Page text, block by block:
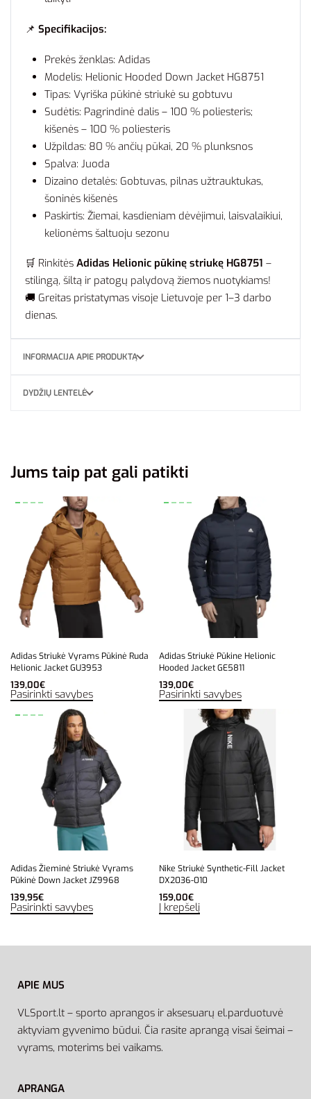
📌 Specifikacijos:
Prekės ženklas: Adidas
Modelis: Helionic Hooded Down Jacket HG8751
Tipas: Vyriška pūkinė striukė su gobtuvu
Sudėtis: Pagrindinė dalis – 100 % poliesteris;
kišenės – 100 % poliesteris
Užpildas: 80 % ančių pūkai, 20 % plunksnos
Spalva: Juoda
Dizaino detalės: Gobtuvas, pilnas užtrauktukas,
šoninės kišenės
Paskirtis: Žiemai, kasdieniam dėvėjimui, laisvalaikiui,
kelionėms šaltuoju sezonu
🛒 Rinkitės Adidas Helionic pūkinę striukę HG8751 –
stilingą, šiltą ir patogų palydovą žiemos nuotykiams!
🚚 Greitas pristatymas visoje Lietuvoje per 1–3 darbo
dienas.
INFORMACIJA APIE PRODUKTĄ
DYDŽIŲ LENTELĖ
Jums taip pat gali patikti
Adidas Striukė Vyrams Pūkinė Ruda
Helionic Jacket GU3953
139,00€
Pasirinkti savybes
Adidas Striukė Pūkine Helionic
Hooded Jacket GE5811
139,00€
Pasirinkti savybes
Adidas Žieminė Striukė Vyrams
Pūkinė Down Jacket JZ9968
139,95€
Pasirinkti savybes
Nike Striukė Synthetic-Fill Jacket
DX2036-010
159,00€
Į krepšelį
APIE MUS
VLSport.lt – sporto aprangos ir aksesuarų el.parduotuvė
aktyviam gyvenimo būdui. Čia rasite aprangą visai šeimai –
vyrams, moterims bei vaikams.
APRANGA